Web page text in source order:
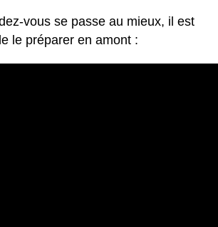
vous se passe au mieux, il est
le préparer en amont :